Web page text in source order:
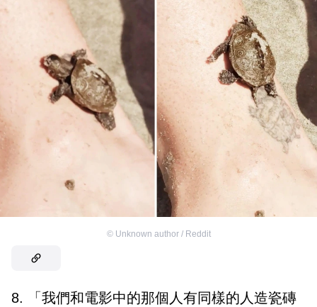
© Unknown author / Reddit
8. 「我們和電影中的那個人有同樣的人造瓷磚